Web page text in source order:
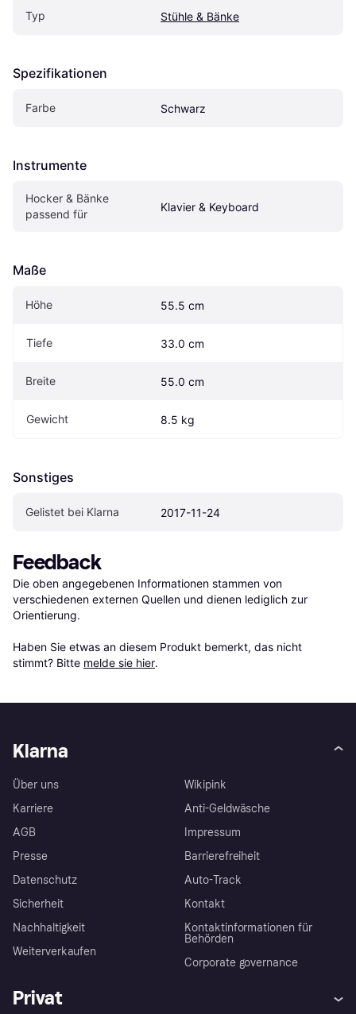
Typ Stühle & Bänke
Spezifikationen
Farbe Schwarz
Instrumente
Hocker & Bänke
passend für
Klavier & Keyboard
Maße
Höhe 55.5 cm
Tiefe 33.0 cm
Breite 55.0 cm
Gewicht 8.5 kg
Sonstiges
Gelistet bei Klarna 2017-11-24
Feedback
Die oben angegebenen Informationen stammen von
verschiedenen externen Quellen und dienen lediglich zur
Orientierung.
Haben Sie etwas an diesem Produkt bemerkt, das nicht
stimmt? Bitte melde sie hier.
Klarna
Über uns
Karriere
AGB
Presse
Datenschutz
Sicherheit
Nachhaltigkeit
Weiterverkaufen
Wikipink
Anti-Geldwäsche
Impressum
Barrierefreiheit
Auto-Track
Kontakt
Kontaktinformationen für
Behörden
Corporate governance
Privat